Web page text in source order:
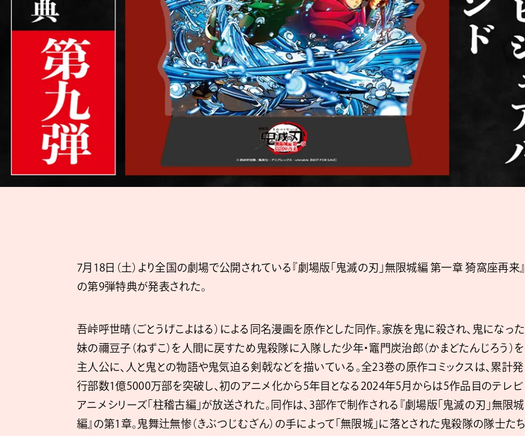
7月18日（土）より全国の劇場で公開されている『劇場版「鬼滅の刃」無限城編 第一章 猗窩座再来』
の第9弾特典が発表された。
吾峠呼世晴（ごとうげこよはる）による同名漫画を原作とした同作。家族を鬼に殺され、鬼になった
妹の禰󠄀豆子（ねずこ）を人間に戻すため鬼殺隊に入隊した少年・竈門炭治郎（かまどたんじろう）を
主人公に、人と鬼との物語や鬼気迫る剣戟などを描いている。全23巻の原作コミックスは、累計発
行部数1億5000万部を突破し、初のアニメ化から5年目となる2024年5月からは5作品目のテレビ
アニメシリーズ「柱稽古編」が放送された。同作は、3部作で制作される『劇場版「鬼滅の刃」無限城
編』の第1章。鬼舞辻󠄀無惨（きぶつじむざん）の手によって「無限城」に落とされた鬼殺隊の隊士たち